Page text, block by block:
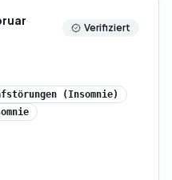
Verifiziert
(Insomnie)